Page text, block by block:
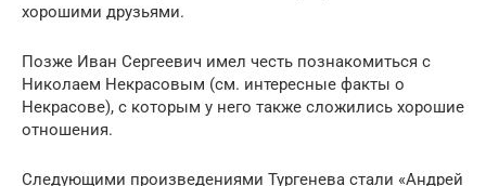
хорошими друзьями.
Позже Иван Сергеевич имел честь познакомиться с
Николаем Некрасовым (см. интересные факты о
Некрасове), с которым у него также сложились хорошие
отношения.
Следующими произведениями Тургенева стали «Андрей